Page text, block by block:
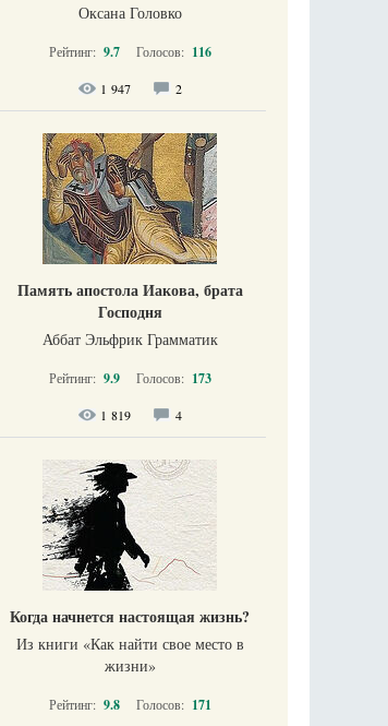
Оксана Головко
Рейтинг: 9.7 Голосов: 116
1 947 2
Память апостола Иакова, брата
Господня
Аббат Эльфрик Грамматик
Рейтинг: 9.9 Голосов: 173
1 819 4
Когда начнется настоящая жизнь?
Из книги «Как найти свое место в
жизни​»
Рейтинг: 9.8 Голосов: 171